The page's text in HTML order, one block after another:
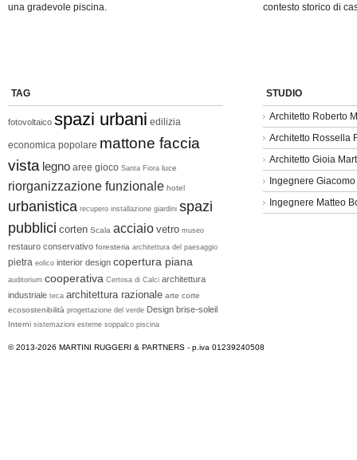
una gradevole piscina.
contesto storico di
TAG
fotovoltaico spazi urbani edilizia
economica popolare mattone faccia
vista legno aree gioco Santa Fiora luce
riorganizzazione funzionale hotel
urbanistica recupero installazione giardini spazi
pubblici corten Scala acciaio vetro museo
restauro conservativo foresteria architettura del paesaggio
pietra eolico interior design copertura piana
auditorium cooperativa Certosa di Calci architettura
industriale teca architettura razionale arte corte
ecosostenibilità progettazione del verde Design brise-soleil
Interni sistemazioni esterne soppalco piscina
STUDIO
Architetto Roberto
Architetto Rossella
Architetto Gioia
Ingegnere
Ingegnere Matteo
© 2013-2026 MARTINI RUGGERI & PARTNERS - p.iva 01239240508